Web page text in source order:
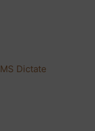
Dictate